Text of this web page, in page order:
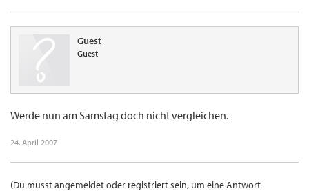
Guest
Guest
Werde nun am Samstag doch nicht vergleichen.
24. April 2007
(Du musst angemeldet oder registriert sein, um eine Antwort